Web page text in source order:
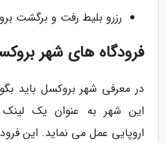
رزرو بلیط رفت و برگشت
فرودگاه های شهر
در معرفی شهر بروکسل باید
این شهر به عنوان یک